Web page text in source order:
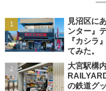
見沼区に
ンター』
『カシラ
てみた。
大宮駅構
の鉄道グ